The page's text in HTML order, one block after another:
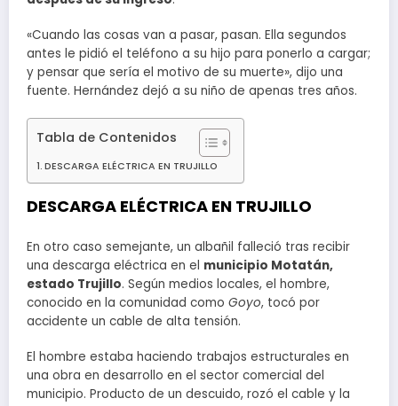
«Cuando las cosas van a pasar, pasan. Ella segundos
antes le pidió el teléfono a su hijo para ponerlo a cargar;
y pensar que sería el motivo de su muerte», dijo una
fuente. Hernández dejó a su niño de apenas tres años.
Tabla de Contenidos
DESCARGA ELÉCTRICA EN TRUJILLO
DESCARGA ELÉCTRICA EN TRUJILLO
En otro caso semejante, un albañil falleció tras recibir
una descarga eléctrica en el municipio Motatán,
estado Trujillo. Según medios locales, el hombre,
conocido en la comunidad como Goyo, tocó por
accidente un cable de alta tensión.
El hombre estaba haciendo trabajos estructurales en
una obra en desarrollo en el sector comercial del
municipio. Producto de un descuido, rozó el cable y la